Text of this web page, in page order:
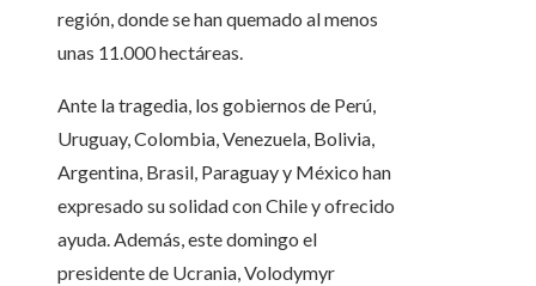
región, donde se han quemado al menos
unas 11.000 hectáreas.
Ante la tragedia, los gobiernos de Perú,
Uruguay, Colombia, Venezuela, Bolivia,
Argentina, Brasil, Paraguay y México han
expresado su solidad con Chile y ofrecido
ayuda. Además, este domingo el
presidente de Ucrania, Volodymyr